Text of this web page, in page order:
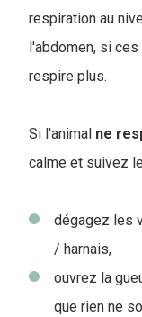
respiration au
l'abdomen, si
respire plus.
Si l'animal ne
calme et suivez
dégagez les
/ harnais,
ouvrez la
que rien ne